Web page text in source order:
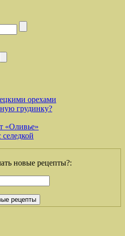
орехами
грудинку?
«Оливье»
новые рецепты?: